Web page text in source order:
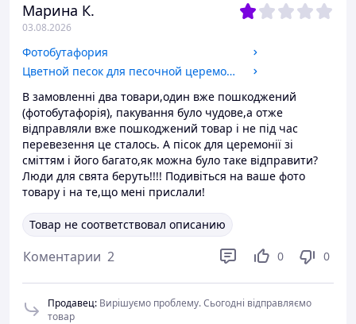
Марина К.
03.08.2026
Фотобутафория
Цветной песок для песочной церемонии
В замовленні два товари,один вже пошкоджений
(фотобутафорія), пакування було чудове,а отже
відправляли вже пошкоджений товар і не під час
перевезення це сталось. А пісок для церемонії зі
сміттям і його багато,як можна було таке відправити?
Люди для свята беруть!!!! Подивіться на ваше фото
товару і на те,що мені прислали!
Товар не соответствовал описанию
Коментарии 2 0 0
Продавец: Вирішуємо проблему. Сьогодні відправляємо
товар